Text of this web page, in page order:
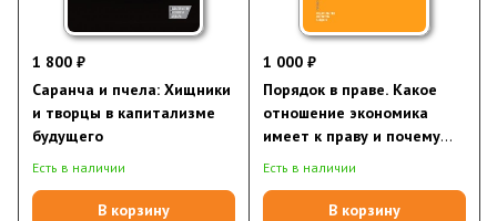
1 800 ₽
Саранча и пчела: Хищники
и творцы в капитализме
будущего
Есть в наличии
В корзину
1 000 ₽
Порядок в праве. Какое
отношение экономика
имеет к праву и почему
это важно
Есть в наличии
В корзину